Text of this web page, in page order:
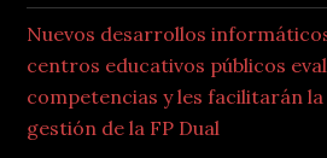
Nuevos desarrollos
centros educativos públicos
competencias y les facilitarán la
gestión de la FP Dual